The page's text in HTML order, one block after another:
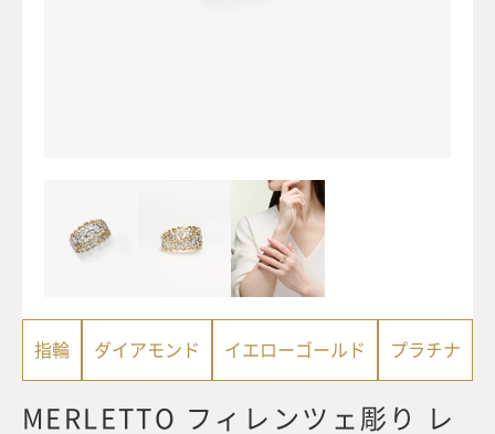
指輪 ダイアモンド イエローゴールド プラチナ
MERLETTO フィレンツェ彫り レ